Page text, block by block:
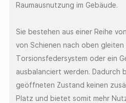
Raumausnutzung im Gebäude.
Sie bestehen aus einer Reihe
von Schienen nach oben gleiten
Torsionsfedersystem oder ein
ausbalanciert werden. Dadurch
geöffneten Zustand keinen
Platz und bietet somit mehr